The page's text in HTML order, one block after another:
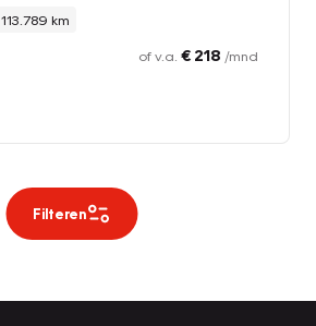
113.789 km
of v.a. € 218 /mnd
Filteren